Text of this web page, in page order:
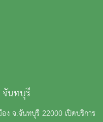
นทบุรี
ง จ.จันทบุรี 22000 เปิดบริการ